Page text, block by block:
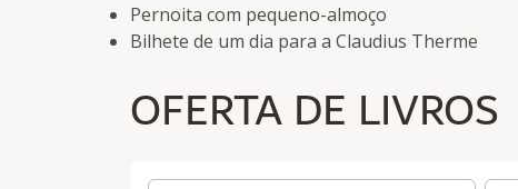
Pernoita com pequeno-almoço
Bilhete de um dia para a Claudius Therme
OFERTA DE LIVROS